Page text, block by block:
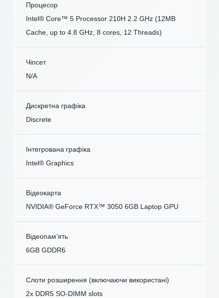
Процесор
Intel® Core™ 5 Processor 210H 2.2 GHz (12MB
Cache, up to 4.8 GHz, 8 cores, 12 Threads)
Чіпсет
N/A
Дискретна графіка
Discrete
Інтегрована графіка
Intel® Graphics
Відеокарта
NVIDIA® GeForce RTX™ 3050 6GB Laptop GPU
Відеопам’ять
6GB GDDR6
Слоти розширення (включаючи використані)
2x DDR5 SO-DIMM slots